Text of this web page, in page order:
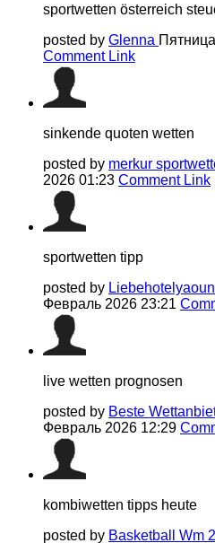
sportwetten österreich
posted by Glenna
Comment Link
sinkende quoten wetten
posted by merkur
2026 01:23 Comment Link
sportwetten tipp
posted by
Февраль 2026 23:21
live wetten prognosen
posted by Beste
Февраль 2026 12:29
kombiwetten tipps heute
posted by Basketball Wm